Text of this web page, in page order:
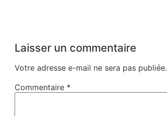
Laisser un commentaire
Votre adresse e-mail ne sera pas publiée.
Commentaire *